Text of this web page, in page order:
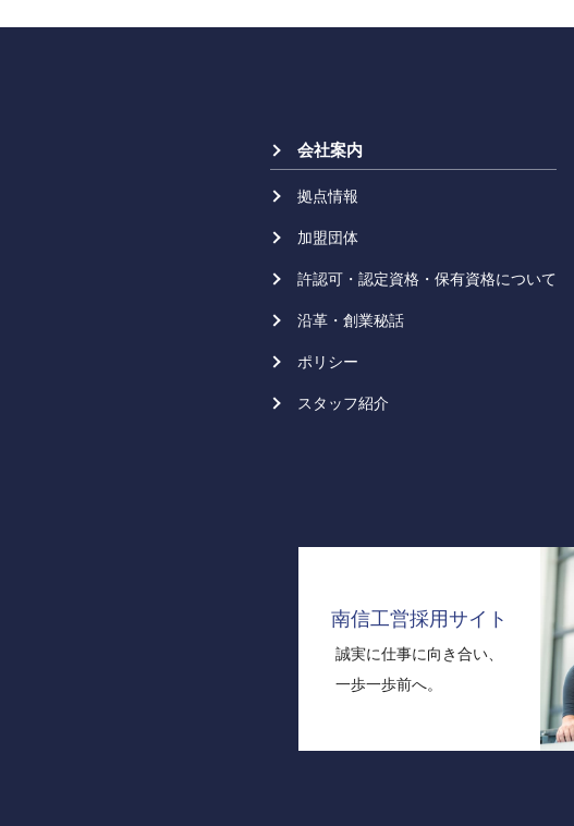
会社案内
拠点情報
加盟団体
許認可・認定資格・保有資格について
沿革・創業秘話
ポリシー
スタッフ紹介
南信工営採用サイト
誠実に仕事に向き合い、
一歩一歩前へ。